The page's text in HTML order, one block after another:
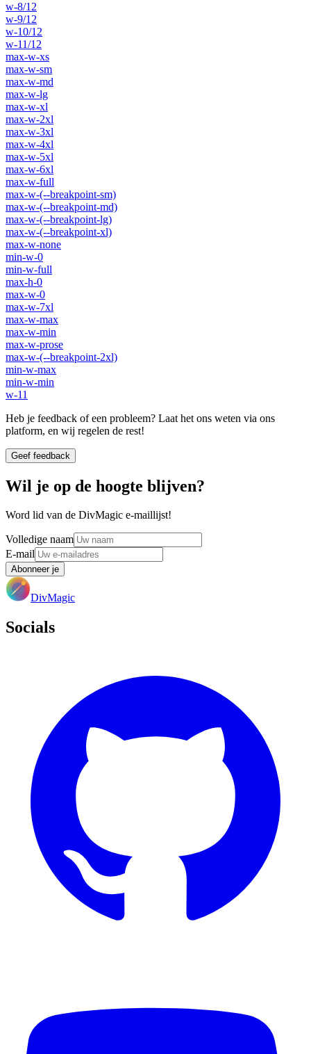
w-8/12
w-9/12
w-10/12
w-11/12
max-w-xs
max-w-sm
max-w-md
max-w-lg
max-w-xl
max-w-2xl
max-w-3xl
max-w-4xl
max-w-5xl
max-w-6xl
max-w-full
max-w-(--breakpoint-sm)
max-w-(--breakpoint-md)
max-w-(--breakpoint-lg)
max-w-(--breakpoint-xl)
max-w-none
min-w-0
min-w-full
max-h-0
max-w-0
max-w-7xl
max-w-max
max-w-min
max-w-prose
max-w-(--breakpoint-2xl)
min-w-max
min-w-min
w-11
Heb je feedback of een probleem? Laat het ons weten via ons
platform, en wij regelen de rest!
Geef feedback
Wil je op de hoogte blijven?
Word lid van de DivMagic e-maillijst!
Volledige naam
E-mail
Abonneer je
DivMagic
Socials